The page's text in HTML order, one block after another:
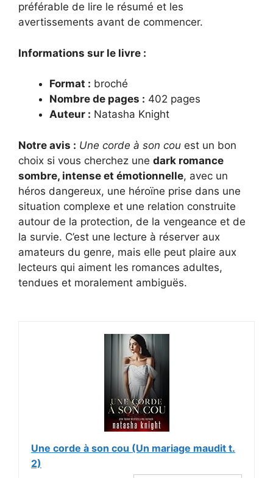
préférable de lire le résumé et les
avertissements avant de commencer.
Informations sur le livre :
Format : broché
Nombre de pages : 402 pages
Auteur : Natasha Knight
Notre avis : Une corde à son cou est un bon
choix si vous cherchez une dark romance
sombre, intense et émotionnelle, avec un
héros dangereux, une héroïne prise dans une
situation complexe et une relation construite
autour de la protection, de la vengeance et de
la survie. C’est une lecture à réserver aux
amateurs du genre, mais elle peut plaire aux
lecteurs qui aiment les romances adultes,
tendues et moralement ambiguës.
Une corde à son cou (Un mariage maudit t.
2)